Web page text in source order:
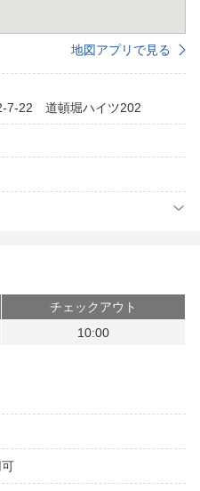
地図アプリで見る
7-22 道頓堀ハイツ202
チェックアウト
10:00